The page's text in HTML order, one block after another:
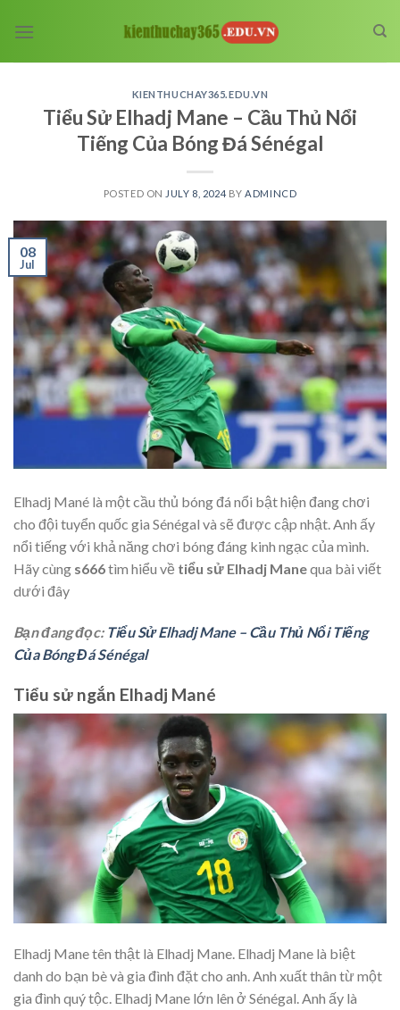
KIENTHUCHAY365.EDU.VN
Tiểu Sử Elhadj Mane – Cầu Thủ Nổi
Tiếng Của Bóng Đá Sénégal
POSTED ON JULY 8, 2024 BY ADMINCD
08
Jul
Elhadj Mané là một cầu thủ bóng đá nổi bật hiện đang chơi
cho đội tuyển quốc gia Sénégal và sẽ được cập nhật. Anh ấy
nổi tiếng với khả năng chơi bóng đáng kinh ngạc của mình.
Hãy cùng s666tìm hiểu về tiểu sử Elhadj Manequa bài viết
dưới đây
Bạn đang đọc: Tiểu Sử Elhadj Mane – Cầu Thủ Nổi Tiếng
Của Bóng Đá Sénégal
Tiểu sử ngắn Elhadj Mané
Elhadj Mane tên thật là Elhadj Mane. Elhadj Mane là biệt
danh do bạn bè và gia đình đặt cho anh. Anh xuất thân từ một
gia đình quý tộc. Elhadj Mane lớn lên ở Sénégal. Anh ấy là